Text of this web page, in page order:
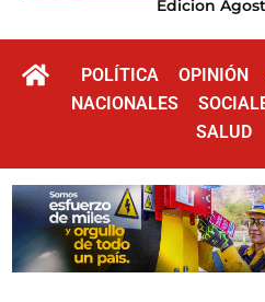
Edicion
POLÍTICA OPINIÓN
NACIONALES
SALUD